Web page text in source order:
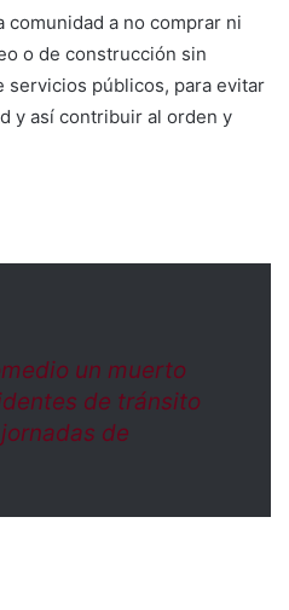
comunidad a no comprar ni
o de construcción sin
servicios públicos, para evitar
y así contribuir al orden y
un muerto
de tránsito
de